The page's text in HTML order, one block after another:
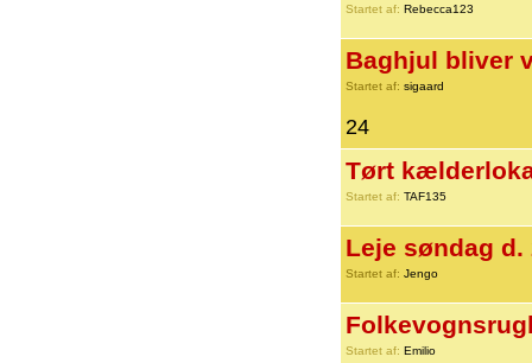
Startet af: Rebecca123
Baghjul bliver
Startet af: sigaard
24
Tørt
Startet af: TAF135
Leje søndag d.
Startet af: Jengo
Startet af: Emilio